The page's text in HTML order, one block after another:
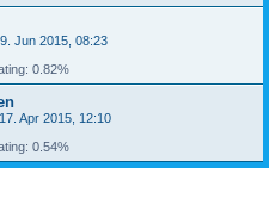
Jun 2015, 08:23
0.82%
Apr 2015, 12:10
0.54%